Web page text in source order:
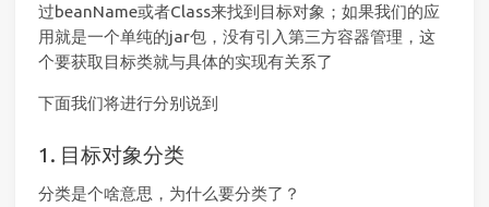
过beanName或者Class来找到目标对象；如果我们的应
用就是一个单纯的jar包，没有引入第三方容器管理，这
个要获取目标类就与具体的实现有关系了
下面我们将进行分别说到
1. 目标对象分类
分类是个啥意思，为什么要分类了？